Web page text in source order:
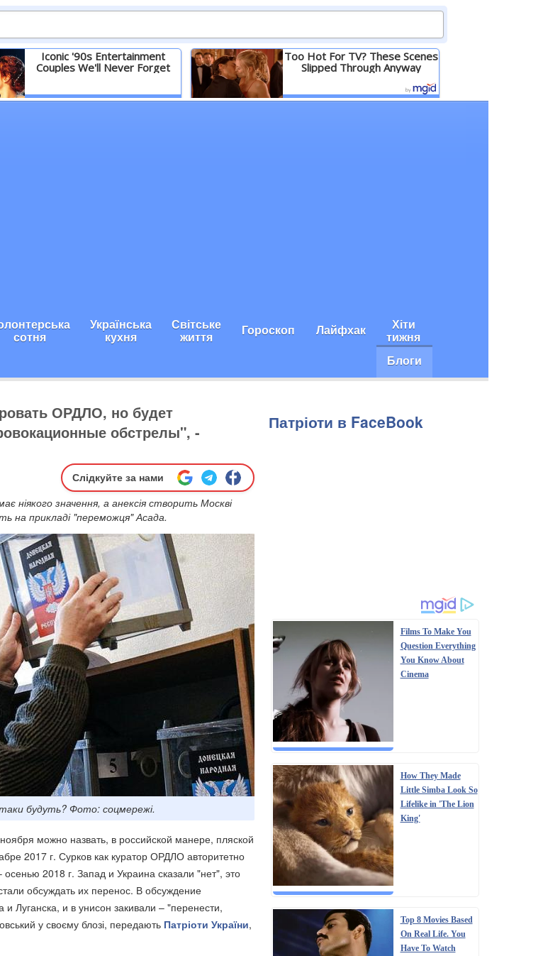
Iconic '90s Entertainment
Couples We'll Never Forget
Детальніше
Too Hot For TV? These Scenes
Slipped Through Anyway
Детальніше
сотня
Українська
кухня
Світське
життя Гороскоп Лайфхак Хіти
тижня
Блоги
ОРДЛО, но будет
обстрелы", -
Слідкуйте за нами
ніякого значення, а анексія створить Москві
на прикладі "переможця" Асада.
будуть? Фото: соцмережі.
можно назвать, в российской манере, пляской
2017 г. Сурков как куратор ОРДЛО авторитетно
2018 г. Запад и Украина сказали "нет", это
обсуждать их перенос. В обсуждение
Луганска, и в унисон закивали – "перенести,
у своєму блозі, передають Патріоти України,
Патріоти в FaceBook
Films To Make You
Question Everything
You Know About
Cinema
How They Made
Little Simba Look So
Lifelike in 'The Lion
King'
Top 8 Movies Based
On Real Life. You
Have To Watch